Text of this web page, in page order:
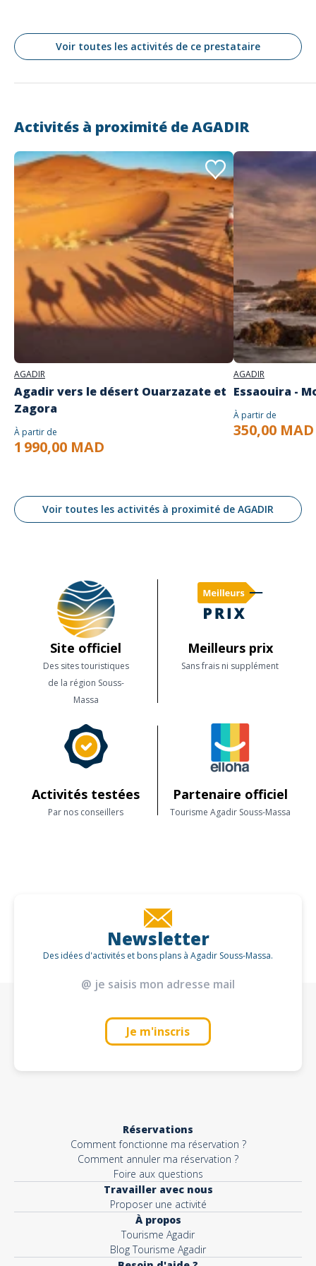
Voir toutes les activités de ce prestataire
Activités à proximité deAGADIR
AGADIR
Agadir vers le désert Ouarzazate et
Zagora
À partir de
1 990,00 MAD
AGADIR
Essaouira -
À partir de
350,00 MAD
Voir toutes les activités à proximité de AGADIR
Site officiel
Des sites touristiques
de la région Souss-
Massa
Meilleurs prix
Sans frais ni supplément
Activités testées
Par nos conseillers
Partenaire officiel
Tourisme Agadir Souss-Massa
Newsletter
Des idées d'activités et bons plans à Agadir Souss-Massa.
Je m'inscris
Réservations
Comment fonctionne ma réservation ?
Comment annuler ma réservation ?
Foire aux questions
Travailler avec nous
Proposer une activité
À propos
Tourisme Agadir
Blog Tourisme Agadir